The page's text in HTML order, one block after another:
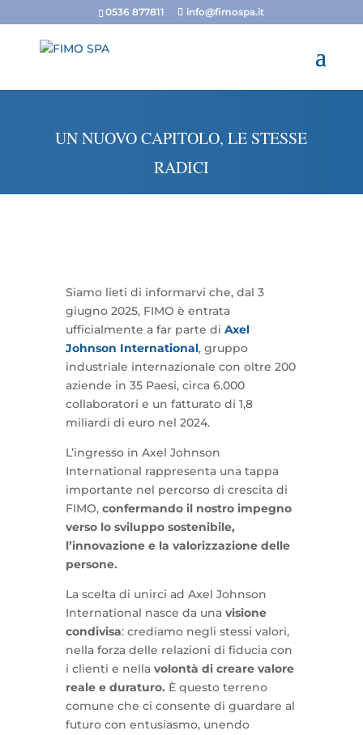
0536 877811 info@fimospa.it
UN NUOVO CAPITOLO, LE STESSE
RADICI
Siamo lieti di informarvi che, dal 3
giugno 2025, FIMO è entrata
ufficialmente a far parte di Axel
Johnson International, gruppo
industriale internazionale con oltre 200
aziende in 35 Paesi, circa 6.000
collaboratori e un fatturato di 1,8
miliardi di euro nel 2024.
L’ingresso in Axel Johnson
International rappresenta una tappa
importante nel percorso di crescita di
FIMO, confermando il nostro impegno
verso lo sviluppo sostenibile,
l’innovazione e la valorizzazione delle
persone.
La scelta di unirci ad Axel Johnson
International nasce da una visione
condivisa: crediamo negli stessi valori,
nella forza delle relazioni di fiducia con
i clienti e nella volontà di creare valore
reale e duraturo. È questo terreno
comune che ci consente di guardare al
futuro con entusiasmo, unendo